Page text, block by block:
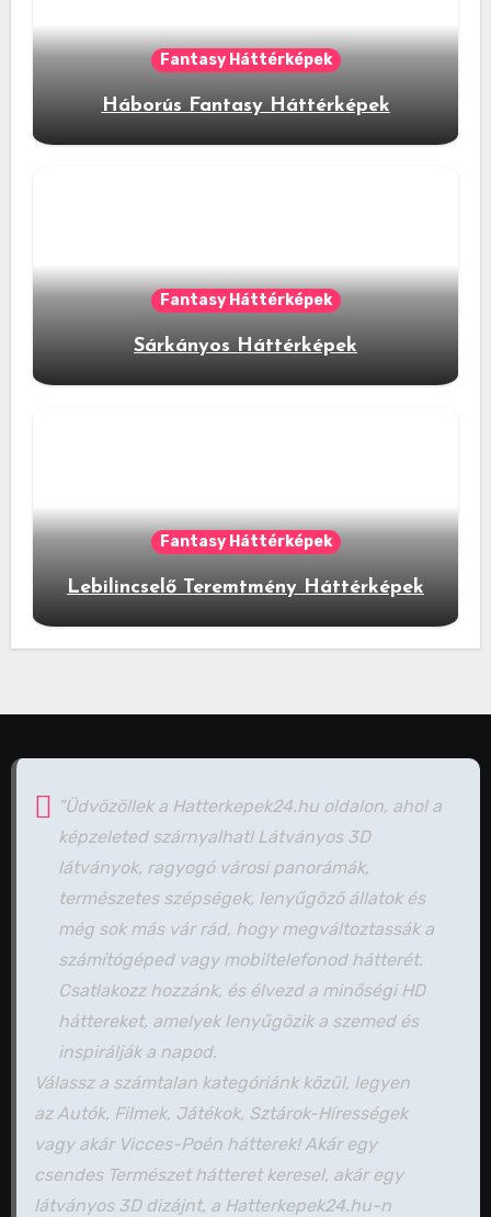
Fantasy Háttérképek
Háborús Fantasy Háttérképek
Fantasy Háttérképek
Sárkányos Háttérképek
Fantasy Háttérképek
Lebilincselő Teremtmény Háttérképek
"Üdvözöllek a Hatterkepek24.hu oldalon, ahol a
képzeleted szárnyalhat! Látványos 3D
látványok, ragyogó városi panorámák,
természetes szépségek, lenyűgöző állatok és
még sok más vár rád, hogy megváltoztassák a
számítógéped vagy mobiltelefonod hátterét.
Csatlakozz hozzánk, és élvezd a minőségi HD
háttereket, amelyek lenyűgözik a szemed és
inspirálják a napod.
Válassz a számtalan kategóriánk közül, legyen
az Autók, Filmek, Játékok, Sztárok-Hírességek
vagy akár Vicces-Poén hátterek! Akár egy
csendes Természet hátteret keresel, akár egy
látványos 3D dizájnt, a Hatterkepek24.hu-n